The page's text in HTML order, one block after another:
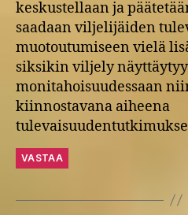
keskustellaan ja
saadaan viljelijäiden
muotoutumiseen vielä
siksikin viljely
monitahoisuudessaan
kiinnostavana aiheena
VASTAA